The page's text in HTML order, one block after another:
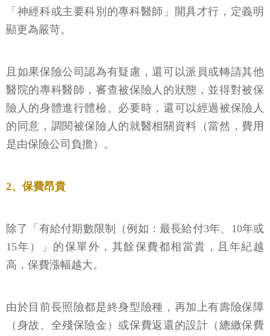
「神經科或主要科別的專科醫師」開具才行，定義明
顯更為嚴苛。
且如果保險公司認為有疑慮，還可以派員或轉請其他
醫院的專科醫師，審查被保險人的狀態，並得對被保
險人的身體進行體檢。必要時，還可以經過被保險人
的同意，調閱被保險人的就醫相關資料（當然，費用
是由保險公司負擔）。
2、保費昂貴
除了「有給付期數限制（例如：最長給付3年、10年或
15年）」的保單外，其餘保費都相當貴，且年紀越
高，保費漲幅越大。
由於目前長照險都是終身型險種，再加上有壽險保障
（身故、全殘保險金）或保費返還的設計（總繳保費